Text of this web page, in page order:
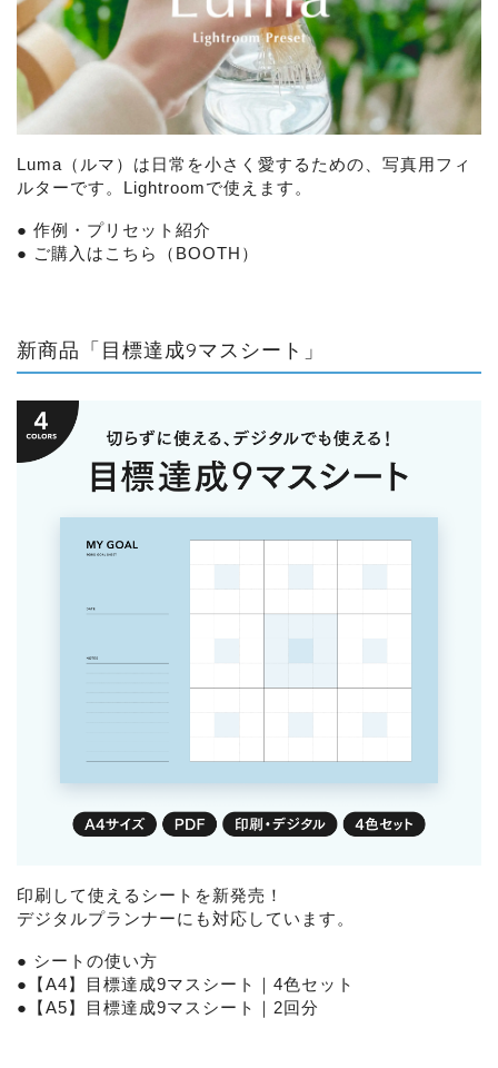
Luma（ルマ）は日常を小さく愛するための、写真用フィ
ルターです。Lightroomで使えます。
● 作例・プリセット紹介
● ご購入はこちら（BOOTH）
新商品「目標達成9マスシート」
印刷して使えるシートを新発売！
デジタルプランナーにも対応しています。
● シートの使い方
●
【A4】目標達成9マスシート｜4色セット
●
【A5】目標達成9マスシート｜2回分